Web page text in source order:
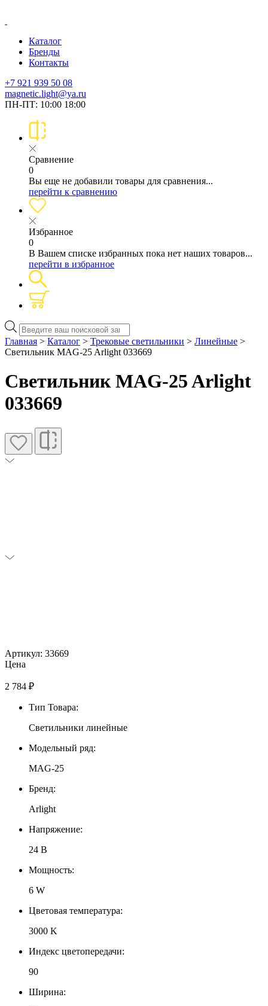
Каталог
Бренды
Контакты
+7 921 939 50 08
magnetic.light@ya.ru
ПН-ПТ: 10:00 18:00
Сравнение
0
Вы еще не добавили товары для сравнения...
перейти к сравнению
Избранное
0
В Вашем списке избранных пока нет наших товаров...
перейти в избранное
Поиск
товаров
Главная > Каталог > Трековые светильники > Линейные >
Светильник MAG-25 Arlight 033669
Светильник MAG-25 Arlight
033669
Артикул: 33669
Цена
2 784 ₽
Тип Товара:
Светильники линейные
Модельный ряд:
MAG-25
Бренд:
Arlight
Напряжение:
24 В
Мощность:
6 W
Цветовая температура:
3000 K
Индекс цветопередачи:
90
Ширина: